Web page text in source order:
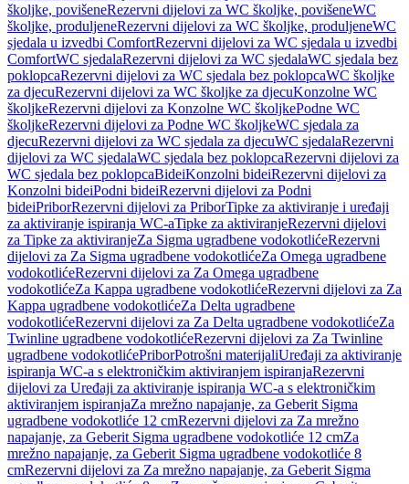
školjke, povišeneRezervni dijelovi za WC školjke, povišeneWC
školjke, produljeneRezervni dijelovi za WC školjke, produljeneWC
sjedala u izvedbi ComfortRezervni dijelovi za WC sjedala u izvedbi
ComfortWC sjedalaRezervni dijelovi za WC sjedalaWC sjedala bez
poklopcaRezervni dijelovi za WC sjedala bez poklopcaWC školjke
za djecuRezervni dijelovi za WC školjke za djecuKonzolne WC
školjkeRezervni dijelovi za Konzolne WC školjkePodne WC
školjkeRezervni dijelovi za Podne WC školjkeWC sjedala za
djecuRezervni dijelovi za WC sjedala za djecuWC sjedalaRezervni
dijelovi za WC sjedalaWC sjedala bez poklopcaRezervni dijelovi za
WC sjedala bez poklopcaBideiKonzolni bideiRezervni dijelovi za
Konzolni bideiPodni bideiRezervni dijelovi za Podni
bideiPriborRezervni dijelovi za PriborTipke za aktiviranje i uređaji
za aktiviranje ispiranja WC-aTipke za aktiviranjeRezervni dijelovi
za Tipke za aktiviranjeZa Sigma ugradbene vodokotlićeRezervni
dijelovi za Za Sigma ugradbene vodokotlićeZa Omega ugradbene
vodokotlićeRezervni dijelovi za Za Omega ugradbene
vodokotlićeZa Kappa ugradbene vodokotlićeRezervni dijelovi za Za
Kappa ugradbene vodokotlićeZa Delta ugradbene
vodokotlićeRezervni dijelovi za Za Delta ugradbene vodokotlićeZa
Twinline ugradbene vodokotlićeRezervni dijelovi za Za Twinline
ugradbene vodokotlićePriborPotrošni materijaliUređaji za aktiviranje
ispiranja WC-a s elektroničkim aktiviranjem ispiranjaRezervni
dijelovi za Uređaji za aktiviranje ispiranja WC-a s elektroničkim
aktiviranjem ispiranjaZa mrežno napajanje, za Geberit Sigma
ugradbene vodokotliće 12 cmRezervni dijelovi za Za mrežno
napajanje, za Geberit Sigma ugradbene vodokotliće 12 cmZa
mrežno napajanje, za Geberit Sigma ugradbene vodokotliće 8
cmRezervni dijelovi za Za mrežno napajanje, za Geberit Sigma